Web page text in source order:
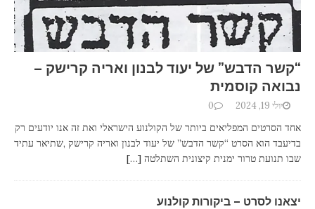
“קשר הדבש” של יעוד לבנון ואריה קרישק –
נבואה קוסמית
יולי 19, 2024 0
אחד הסרטים המפליאים ביותר של הקולנוע הישראלי ואת זה אנו יודעים רק
בדיעבד הוא הסרט “קשר הדבש” של יעוד לבנון ואריה קרישק ,שתיאר עתיד
שבו תנועת טרור ימנית קיצונית השתלטה […]
יצאנו לסרט – ביקורות קולנוע